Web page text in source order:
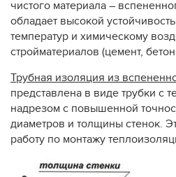
чистого материала –
обладает высокой
температур и химическому
стройматериалов (цемент,
Трубная изоляция из
представлена в виде трубки с
надрезом с повышенной
диаметров и толщины стенок.
работу по монтажу